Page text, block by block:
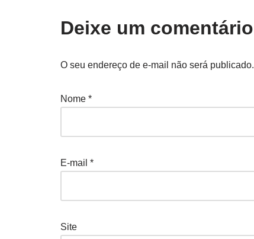
Deixe um comentário
O seu endereço de e-mail não será publicado.
Nome *
E-mail *
Site